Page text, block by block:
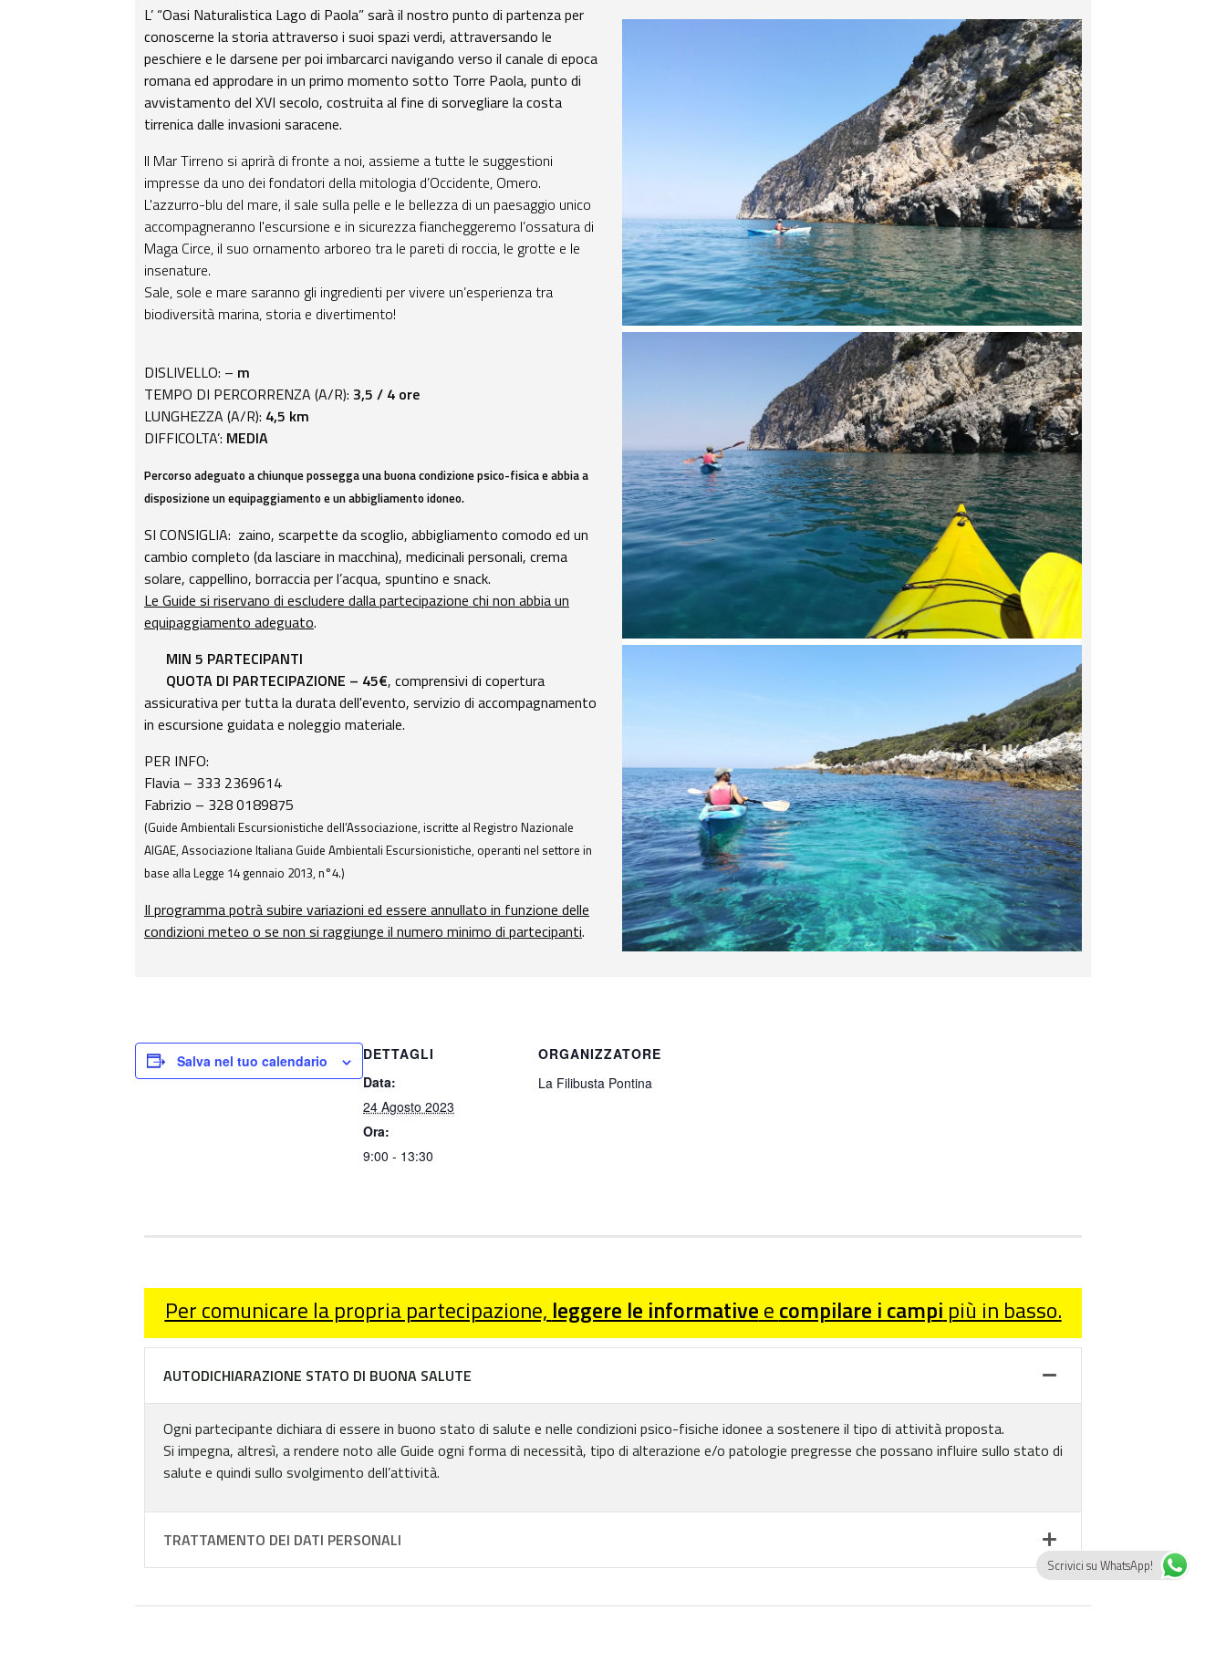
L’ “Oasi Naturalistica Lago di Paola” sarà il nostro punto di partenza per
conoscerne la storia attraverso i suoi spazi verdi, attraversando le
peschiere e le darsene per poi imbarcarci navigando verso il canale di epoca
romana ed approdare in un primo momento sotto Torre Paola, punto di
avvistamento del XVI secolo, costruita al fine di sorvegliare la costa
tirrenica dalle invasioni saracene.
Il Mar Tirreno si aprirà di fronte a noi, assieme a tutte le suggestioni
impresse da uno dei fondatori della mitologia d’Occidente, Omero.
L'azzurro-blu del mare, il sale sulla pelle e le bellezza di un paesaggio unico
accompagneranno l'escursione e in sicurezza fiancheggeremo l’ossatura di
Maga Circe, il suo ornamento arboreo tra le pareti di roccia, le grotte e le
insenature.
Sale, sole e mare saranno gli ingredienti per vivere un’esperienza tra
biodiversità marina, storia e divertimento!
DISLIVELLO: – m
TEMPO DI PERCORRENZA (A/R): 3,5 / 4 ore
LUNGHEZZA (A/R): 4,5 km
DIFFICOLTA’: MEDIA
Percorso adeguato a chiunque possegga una buona condizione psico-fisica e abbia a
disposizione un equipaggiamento e un abbigliamento idoneo.
SI CONSIGLIA: zaino, scarpette da scoglio, abbigliamento comodo ed un
cambio completo (da lasciare in macchina), medicinali personali, crema
solare, cappellino, borraccia per l’acqua, spuntino e snack.
Le Guide si riservano di escludere dalla partecipazione chi non abbia un
equipaggiamento adeguato.
MIN 5 PARTECIPANTI
QUOTA DI PARTECIPAZIONE – 45€, comprensivi di copertura
assicurativa per tutta la durata dell'evento, servizio di accompagnamento
in escursione guidata e noleggio materiale.
PER INFO:
Flavia – 333 2369614
Fabrizio – 328 0189875
(Guide Ambientali Escursionistiche dell’Associazione, iscritte al Registro Nazionale
AIGAE, Associazione Italiana Guide Ambientali Escursionistiche, operanti nel settore in
base alla Legge 14 gennaio 2013, n°4.)
Il programma potrà subire variazioni ed essere annullato in funzione delle
condizioni meteo o se non si raggiunge il numero minimo di partecipanti.
Salva nel tuo calendario
DETTAGLI
Data:
24 Agosto 2023
Ora:
9:00 - 13:30
ORGANIZZATORE
La Filibusta Pontina
Per comunicare la propria partecipazione, leggere le informativeecompilare i campi più in basso.
AUTODICHIARAZIONE STATO DI BUONA SALUTE
Ogni partecipante dichiara di essere in buono stato di salute e nelle condizioni psico-fisiche idonee a sostenere il tipo di attività proposta.
Si impegna, altresì, a rendere noto alle Guide ogni forma di necessità, tipo di alterazione e/o patologie pregresse che possano influire sullo stato di
salute e quindi sullo svolgimento dell’attività.
TRATTAMENTO DEI DATI PERSONALI
Scrivici su WhatsApp!